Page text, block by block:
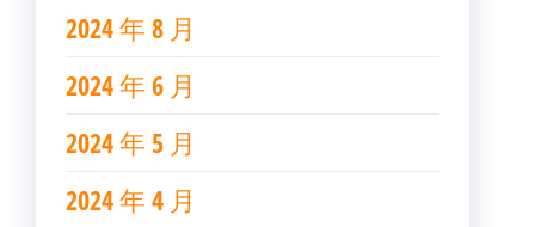
2024 年 8 月
2024 年 6 月
2024 年 5 月
2024 年 4 月